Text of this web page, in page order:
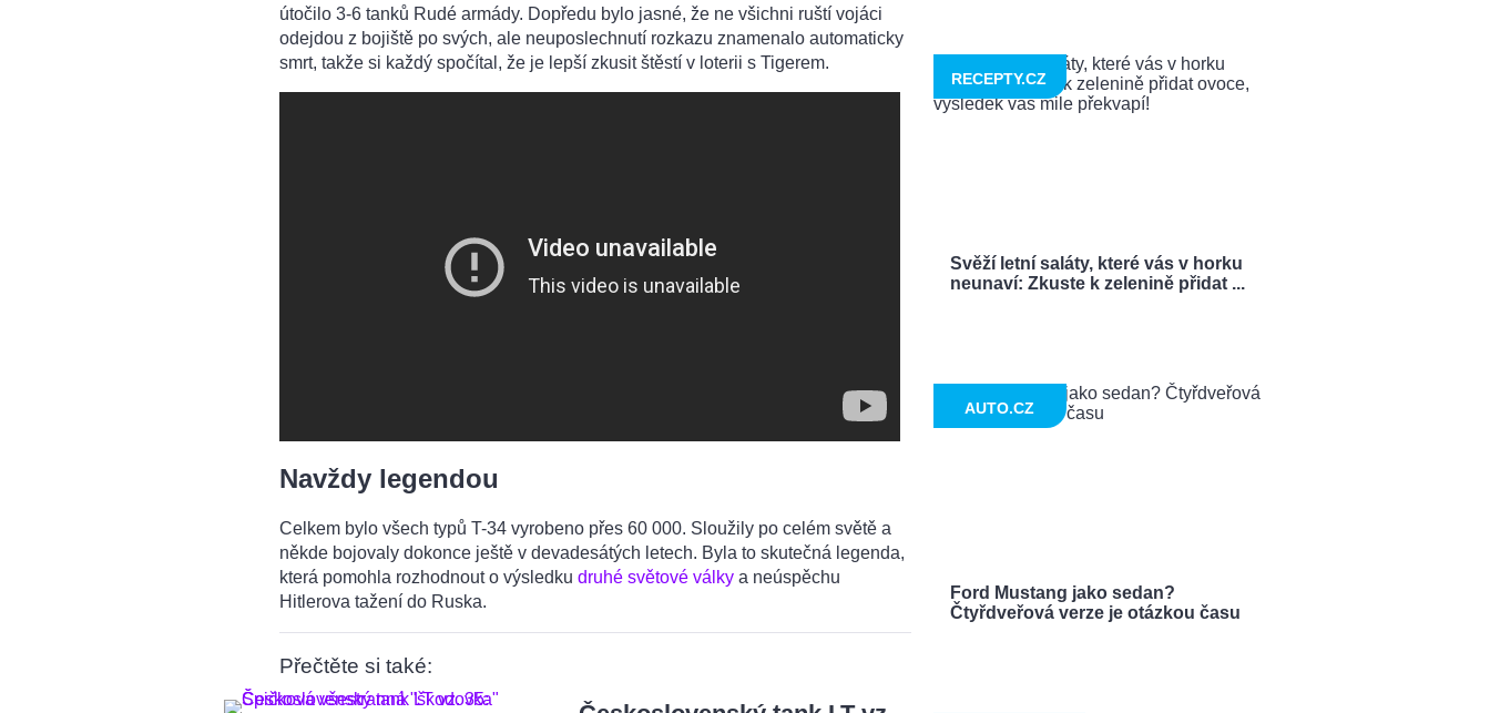
útočilo 3-6 tanků Rudé armády. Dopředu bylo jasné, že ne všichni ruští vojáci
odejdou z bojiště po svých, ale neuposlechnutí rozkazu znamenalo automaticky
smrt, takže si každý spočítal, že je lepší zkusit štěstí v loterii s Tigerem.
Navždy legendou
Celkem bylo všech typů T-34 vyrobeno přes 60 000. Sloužily po celém světě a
někde bojovaly dokonce ještě v devadesátých letech. Byla to skutečná legenda,
která pomohla rozhodnout o výsledku druhé světové války a neúspěchu
Hitlerova tažení do Ruska.
Přečtěte si také:
Svěží letní saláty, které vás v horku
neunaví: Zkuste k zelenině přidat ...
RECEPTY.CZ
Ford Mustang jako sedan?
Čtyřdveřová verze je otázkou času
AUTO.CZ